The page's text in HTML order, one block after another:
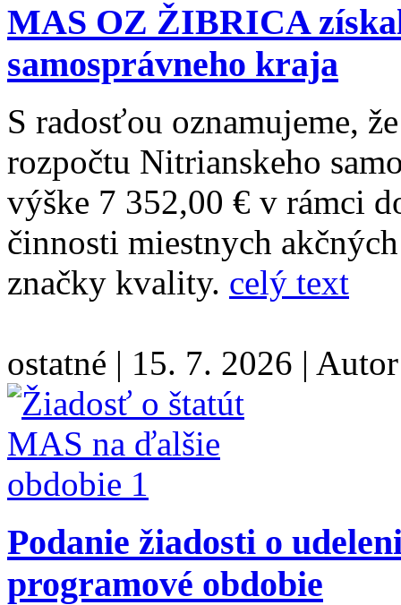
MAS OZ ŽIBRICA
samosprávneho kraja
S radosťou oznamujeme,
rozpočtu Nitrianskeho
výške 7 352,00 € v rámci
činnosti miestnych
značky kvality. celý text
ostatné | 15. 7. 2026 |
Podanie žiadosti o
programové obdobie